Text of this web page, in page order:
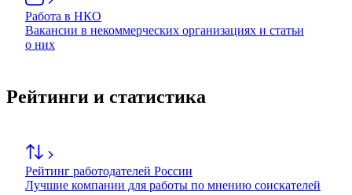
Работа в НКО
Вакансии в некоммерческих организациях и статьи
о них
Рейтинги и статистика
Рейтинг работодателей России
Лучшие компании для работы по мнению соискателей